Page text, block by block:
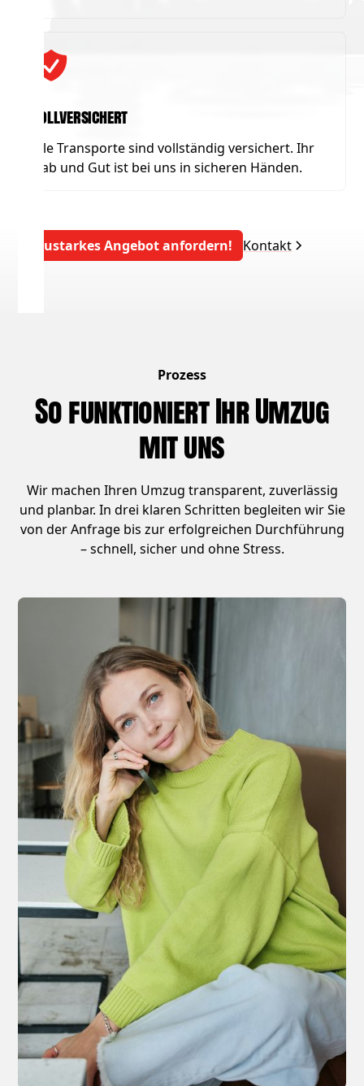
Vollversichert
Alle Transporte sind vollständig versichert. Ihr
Hab und Gut ist bei uns in sicheren Händen.
Saustarkes Angebot anfordern! Kontakt
Prozess
So funktioniert Ihr Umzug
mit uns
Wir machen Ihren Umzug transparent, zuverlässig
und planbar. In drei klaren Schritten begleiten wir Sie
von der Anfrage bis zur erfolgreichen Durchführung
– schnell, sicher und ohne Stress.